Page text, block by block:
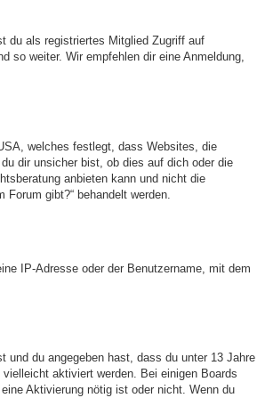
du als registriertes Mitglied Zugriff auf
so weiter. Wir empfehlen dir eine Anmeldung,
welches festlegt, dass Websites, die
dir unsicher bist, ob dies auf dich oder die
anbieten kann und nicht die
gibt?“ behandelt werden.
IP-Adresse oder der Benutzername, mit dem
und du angegeben hast, dass du unter 13 Jahre
aktiviert werden. Bei einigen Boards
Aktivierung nötig ist oder nicht. Wenn du